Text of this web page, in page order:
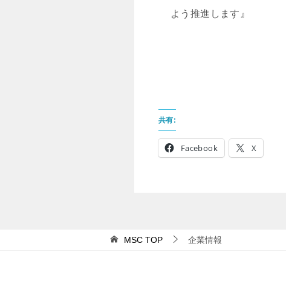
よう推進します』
共有:
Facebook X
MSC TOP 企業情報